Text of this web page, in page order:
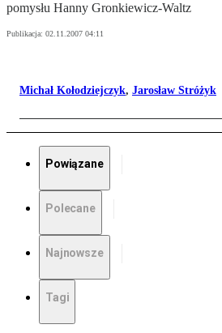
pomysłu Hanny Gronkiewicz-Waltz
Publikacja: 02.11.2007 04:11
Michał Kołodziejczyk, Jarosław Stróżyk
Powiązane
Polecane
Najnowsze
Tagi